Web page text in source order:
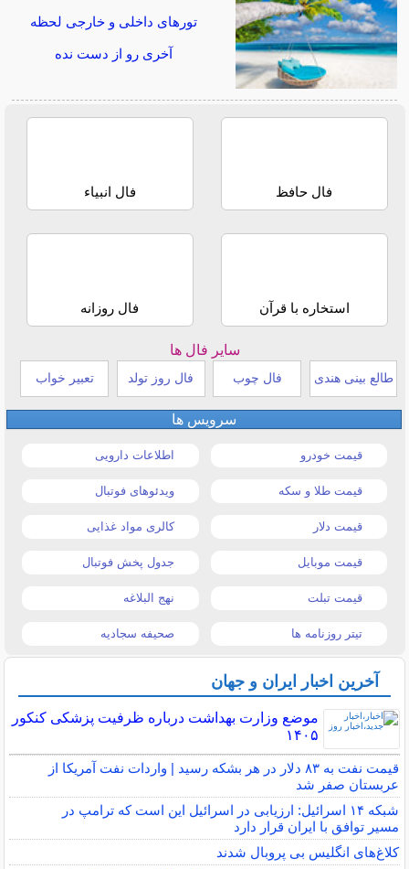
تورهای داخلی و خارجی لحظه
آخری رو از دست نده
فال حافظ فال انبیاء
استخاره با قرآن فال روزانه
سایر فال ها
طالع بینی هندی فال چوب فال روز تولد تعبیر خواب
سرویس ها
قیمت خودرو اطلاعات دارویی
قیمت طلا و سکه ویدئوهای فوتبال
قیمت دلار کالری مواد غذایی
قیمت موبایل جدول پخش فوتبال
قیمت تبلت نهج البلاغه
تیتر روزنامه ها صحیفه سجادیه
آخرین اخبار ایران و جهان
موضع وزارت بهداشت درباره ظرفیت پزشکی کنکور
۱۴۰۵
قیمت نفت به ۸۳ دلار در هر بشکه رسید | واردات نفت آمریکا از
عربستان صفر شد
شبکه ۱۴ اسرائیل: ارزیابی در اسرائیل این است که ترامپ در
مسیر توافق با ایران قرار دارد
کلاغ‌های انگلیس بی پروبال شدند